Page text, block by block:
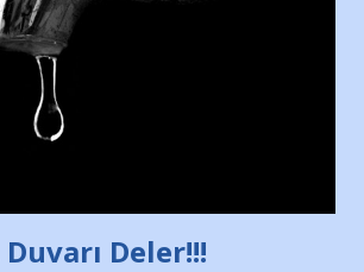
çoğunlukta. Küçük kız etrafına bakıyor.
var. Nesrin, Adana Demirspor’un 4
o gün…Giriyor havuza. 1973 – 1975
Yüzüyor. 7 yaşında girdiği
yaşında mar...
Deler!!!